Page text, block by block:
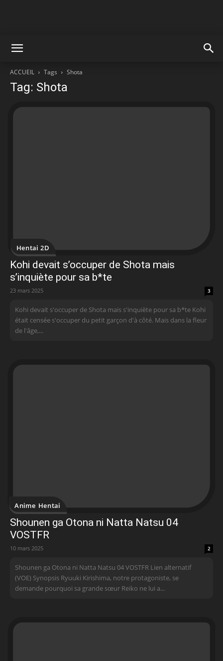
ACCUEIL Tags Shota
Tag: Shota
Hentai 2D
Kohi devait s’occuper de Shota mais
s’inquiète pour sa b*te
23 mars 2025 3
Kohi devait s'occuper de Shota mais s'inquiète pour sa b*te Kohi
était censée s'occuper du petit garçon d'à côté. Mais dans la fleur
de l'âge,...
Anime Hentai
Shounen ga Otona ni Natta Natsu 04
VOSTFR
10 mars 2025 2
Shounen ga Otona ni Natta Natsu 04 VOSTFR Lien alternatif
(VOE) Synopsis Ryuuki Kirishima, notre protagoniste, se
demande pourquoi sa grande sœur Reiko ne lui a...